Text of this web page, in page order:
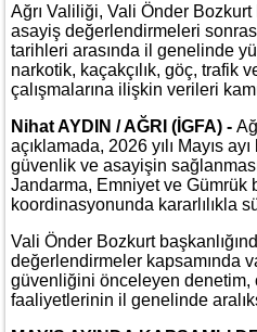
Ağrı Valiliği, Vali Önder Bozkurt
asayiş değerlendirmeleri
tarihleri arasında il genelinde
narkotik, kaçakçılık, göç, trafik
çalışmalarına ilişkin verileri
Nihat AYDIN / AĞRI (İGFA) -
açıklamada, 2026 yılı Mayıs
güvenlik ve asayişin
Jandarma, Emniyet ve Gümrük
koordinasyonunda kararlılıkla
Vali Önder Bozkurt
değerlendirmeler kapsamında
güvenliğini önceleyen
faaliyetlerinin il genelinde